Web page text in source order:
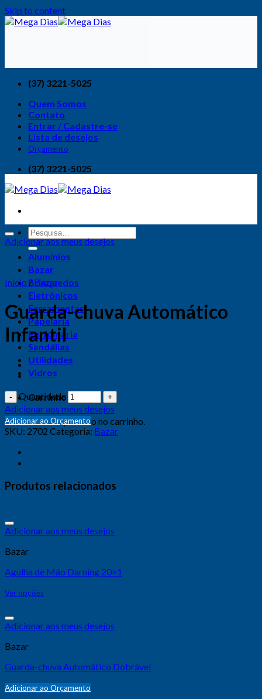
Skip to content
(37) 3221-5025
Quem Somos
Contato
Entrar / Cadastre-se
Lista de desejos
Orçamento
(37) 3221-5025
Alumínios
Bazar
Brinquedos
Eletrônicos
Ferramentas
Papelaria
Perfumaria
Sandálias
Utilidades
Vidros
Carrinho
Nenhum produto no carrinho.
Adicionar aos meus desejos
Início / Bazar
Guarda-chuva Automático
Infantil
Quantidade
Adicionar aos meus desejos
Adicionar ao Orçamento
SKU: 2702 Categoria: Bazar
Produtos relacionados
Adicionar aos meus desejos
Bazar
Agulha de Mão Darning 20×1
Ver opções
Adicionar aos meus desejos
Bazar
Guarda-chuva Automático Dobrável
Adicionar ao Orçamento